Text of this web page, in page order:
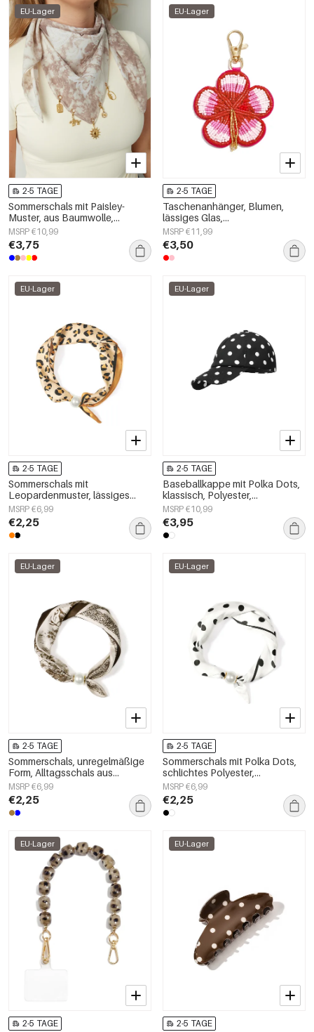
EU-Lager
2-5 TAGE
Sommerschals mit Paisley-
Muster, aus Baumwolle,
Urlaubs-Accessoires für jeden
Tag
MSRP €10,99
€3,75
EU-Lager
2-5 TAGE
Taschenanhänger, Blumen,
lässiges Glas,
Alltagsaccessoires
MSRP €11,99
€3,50
EU-Lager
2-5 TAGE
Sommerschals mit
Leopardenmuster, lässiges
Polyester, Alltagsaccessoires
MSRP €6,99
€2,25
EU-Lager
2-5 TAGE
Baseballkappe mit Polka Dots,
klassisch, Polyester,
Alltagsaccessoire
MSRP €10,99
€3,95
EU-Lager
2-5 TAGE
Sommerschals, unregelmäßige
Form, Alltagsschals aus
Polyester, Accessoires für jeden
Tag
MSRP €6,99
€2,25
EU-Lager
2-5 TAGE
Sommerschals mit Polka Dots,
schlichtes Polyester,
Alltagsaccessoires
MSRP €6,99
€2,25
EU-Lager
2-5 TAGE
EU-Lager
2-5 TAGE